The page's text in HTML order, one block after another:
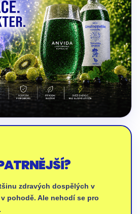
zdravých dospělých v
pohodě. Ale nehodí se pro